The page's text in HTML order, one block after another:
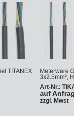
TITANEX
Meterware
3x2.5mm²,
Art-Nr.:
auf
zzgl. Mwst